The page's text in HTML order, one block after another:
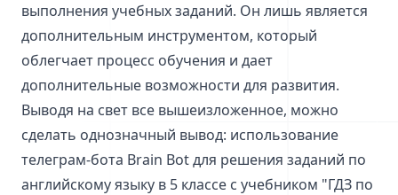
выполнения учебных заданий. Он лишь является
дополнительным инструментом, который
облегчает процесс обучения и дает
дополнительные возможности для развития.
Выводя на свет все вышеизложенное, можно
сделать однозначный вывод: использование
телеграм-бота Brain Bot для решения заданий по
английскому языку в 5 классе с учебником "ГДЗ по